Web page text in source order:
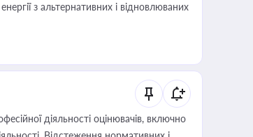
з альтернативних і відновлюваних
діяльності оцінювачів, включно